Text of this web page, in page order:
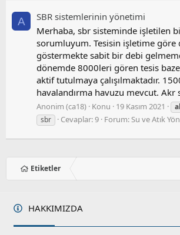
A
SBR sistemlerinin yönetimi
Merhaba, sbr sisteminde işletilen
sorumluyum. Tesisin işletime göre
göstermekte sabit bir debi
dönemde 8000leri gören tesis
aktif tutulmaya çalışılmaktadır.
havalandırma havuzu mevcut. Akr
Anonim (ca18) Konu 19 Kasım 2021
sbr
Cevaplar: 9 Forum:Su ve Atık
Etiketler
HAKKIMIZDA